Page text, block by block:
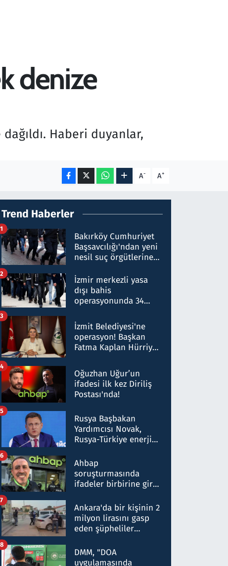
denize
Haberi duyanlar,
A- A+
Trend Haberler
Bakırköy Cumhuriyet
Başsavcılığı'ndan yeni
nesil suç örgütlerine
hakkında gözaltı kararı
1
İzmir merkezli yasa
dışı bahis
operasyonunda 34
Milyar liralık para
trafiği tespit edildi
2
İzmit Belediyesi'ne
operasyon! Başkan
Fatma Kaplan Hürriyet
3
Oğuzhan Uğur’un
ifadesi ilk kez Diriliş
Postası'nda!
4
Rusya Başbakan
Yardımcısı Novak,
Rusya-Türkiye enerji
nitelikte olduğunu
belirtti
5
Ahbap
soruşturmasında
ifadeler birbirine girdi:
ifadelerinden ortaya
çıkan tablo şok etti
6
Ankara'da bir kişinin 2
milyon lirasını gasp
eden şüpheliler
7
DMM, "DOA
uygulamasında
8